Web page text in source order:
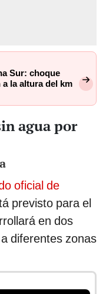
Sur: choque
la altura del km
agua por
oficial de
previsto para el
en dos
diferentes zonas